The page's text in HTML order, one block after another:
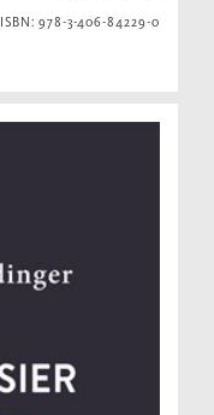
ISBN: 978-3-406-84229-0